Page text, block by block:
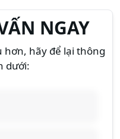
NGAY
hơn, hãy để lại thông
dưới: